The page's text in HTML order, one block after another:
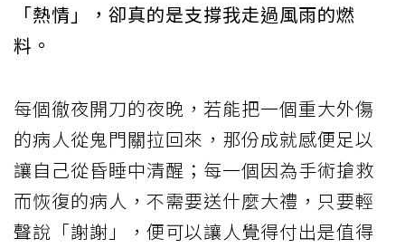
「熱情」，卻真的是支撐我走過風雨的燃
料。
每個徹夜開刀的夜晚，若能把一個重大外傷
的病人從鬼門關拉回來，那份成就感便足以
讓自己從昏睡中清醒；每一個因為手術搶救
而恢復的病人，不需要送什麼大禮，只要輕
聲說「謝謝」，便可以讓人覺得付出是值得